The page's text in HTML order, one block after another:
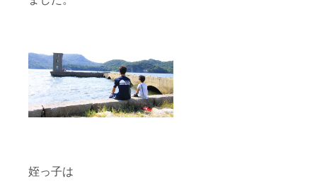
姪っ子は